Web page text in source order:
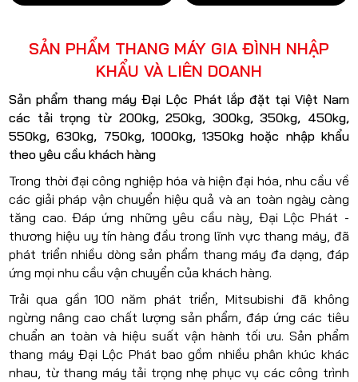
SẢN PHẨM THANG MÁY GIA ĐÌNH NHẬP
KHẨU VÀ LIÊN DOANH
Sản phẩm thang máy Đại Lộc Phát lắp đặt tại Việt Nam
các tải trọng từ 200kg, 250kg, 300kg, 350kg, 450kg,
550kg, 630kg, 750kg, 1000kg, 1350kg hoặc nhập khẩu
theo yêu cầu khách hàng
Trong thời đại công nghiệp hóa và hiện đại hóa, nhu cầu về
các giải pháp vận chuyển hiệu quả và an toàn ngày càng
tăng cao. Đáp ứng những yêu cầu này, Đại Lộc Phát -
thương hiệu uy tín hàng đầu trong lĩnh vực thang máy, đã
phát triển nhiều dòng sản phẩm thang máy đa dạng, đáp
ứng mọi nhu cầu vận chuyển của khách hàng.
Trải qua gần 100 năm phát triển, Mitsubishi đã không
ngừng nâng cao chất lượng sản phẩm, đáp ứng các tiêu
chuẩn an toàn và hiệu suất vận hành tối ưu. Sản phẩm
thang máy Đại Lộc Phát bao gồm nhiều phân khúc khác
nhau, từ thang máy tải trọng nhẹ phục vụ các công trình